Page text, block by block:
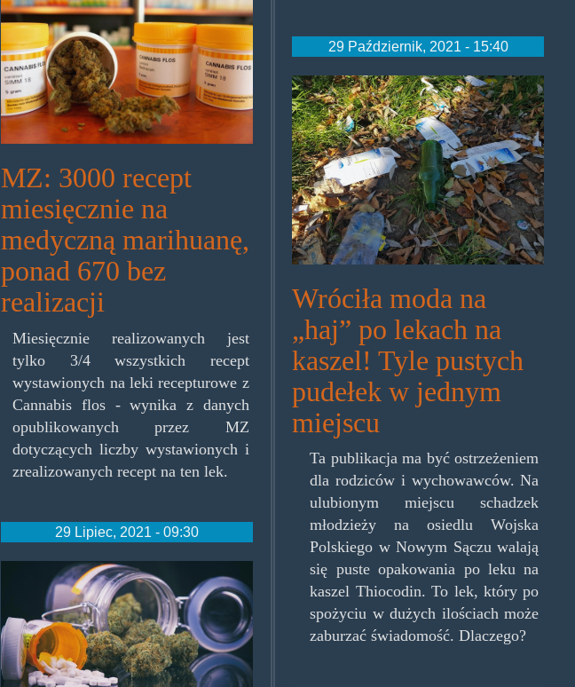
MZ: 3000 recept
miesięcznie na
medyczną marihuanę,
ponad 670 bez
realizacji
Miesięcznie realizowanych jest
tylko 3/4 wszystkich recept
wystawionych na leki recepturowe z
Cannabis flos - wynika z danych
opublikowanych przez MZ
dotyczących liczby wystawionych i
zrealizowanych recept na ten lek.
29 Lipiec, 2021 - 09:30
medmjpl.jpg
29 Październik, 2021 - 15:40
thiopaki.jpg
Wróciła moda na
„haj” po lekach na
kaszel! Tyle pustych
pudełek w jednym
miejscu
Ta publikacja ma być ostrzeżeniem
dla rodziców i wychowawców. Na
ulubionym miejscu schadzek
młodzieży na osiedlu Wojska
Polskiego w Nowym Sączu walają
się puste opakowania po leku na
kaszel Thiocodin. To lek, który po
spożyciu w dużych ilościach może
zaburzać świadomość. Dlaczego?